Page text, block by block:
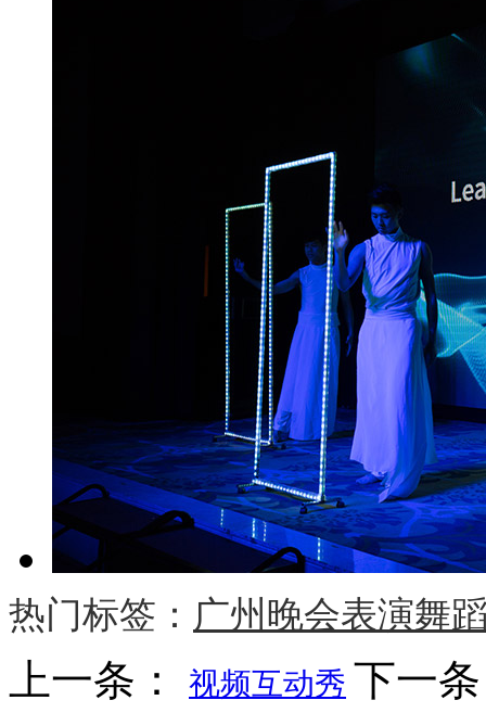
热门标签： 广州晚会表演舞
上一条： 视频互动秀 下一